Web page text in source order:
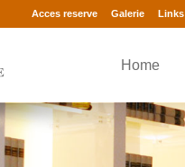
Acces reserve Galerie Links
Home